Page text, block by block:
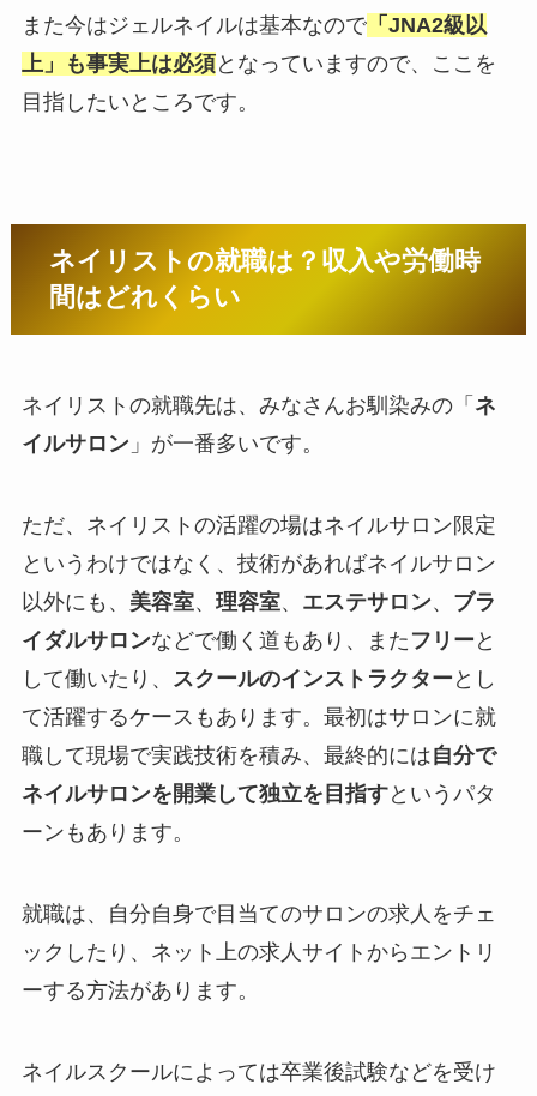
また今はジェルネイルは基本なので「JNA2級以
上」も事実上は必須となっていますので、ここを
目指したいところです。
ネイリストの就職は？収入や労働時
間はどれくらい
ネイリストの就職先は、みなさんお馴染みの「 ネ
イルサロン」が一番多いです。
ただ、ネイリストの活躍の場はネイルサロン限定
というわけではなく、技術があればネイルサロン
以外にも、 美容室、 理容室、 エステサロン、 ブラ
イダルサロンなどで働く道もあり、また フリー と
して働いたり、
スクールのインストラクター とし
て活躍するケースもあります。最初はサロンに就
職して現場で実践技術を積み、最終的には自分で
ネイルサロンを開業して独立を目指すというパタ
ーンもあります。
就職は、自分自身で目当てのサロンの求人をチェ
ックしたり、ネット上の求人サイトからエントリ
ーする方法があります。
ネイルスクールによっては卒業後試験などを受け